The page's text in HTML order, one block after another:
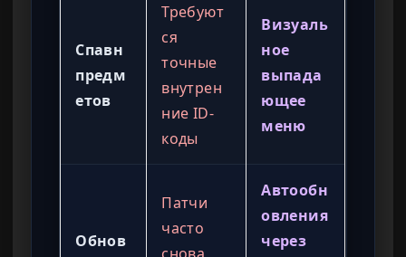
Спавн
предм
етов
Требуют
ся
точные
внутрен
ние ID-
коды
Визуаль
ное
выпада
ющее
меню
Обнов
Патчи
часто
Автообн
овления
через